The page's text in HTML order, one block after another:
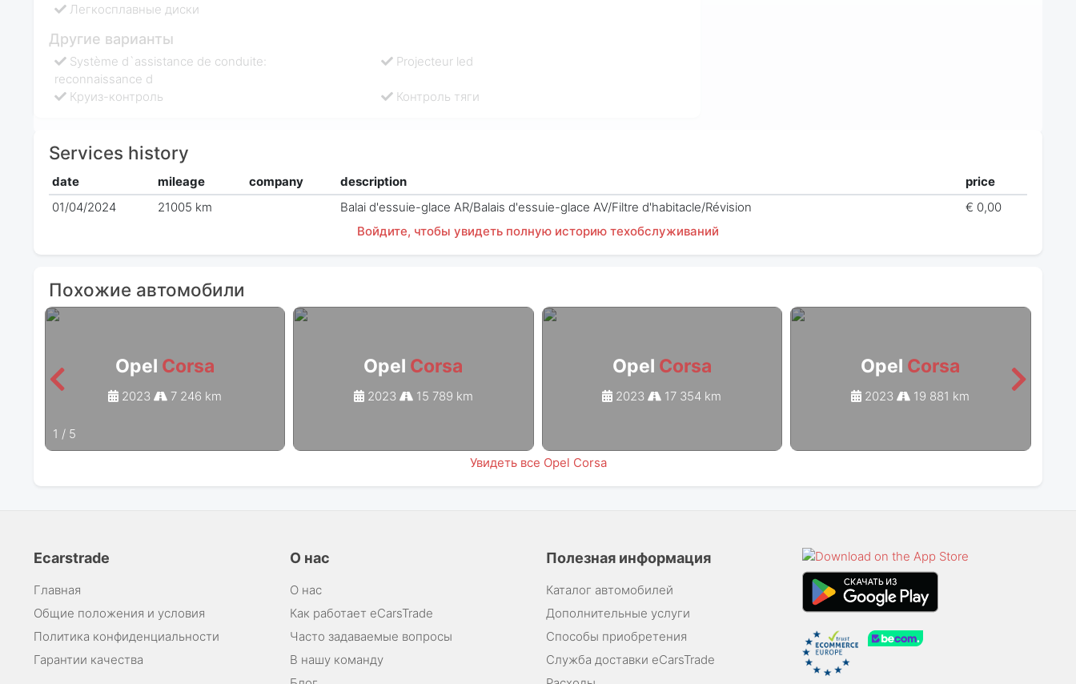
Легкосплавные диски
Другие варианты
Système d`assistance de conduite:
reconnaissance d
Projecteur led
Круиз-контроль Контроль тяги
Services history
date mileage company description
price
01/04/2024
21005 km Balai d'essuie-glace AR/Balais d'essuie-glace AV/Filtre d'habitacle/Révision
€ 0,00
Войдите, чтобы увидеть полную историю техобслуживаний
Похожие автомобили
Opel Corsa
2023 7 246 km
Opel Corsa
2023 15 789 km
Opel Corsa
2023 17 354 km
Opel Corsa
2023 19 881 km
1 / 5
Увидеть все Opel Corsa
Ecarstrade
Главная
Общие положения и условия
Политика конфиденциальности
Гарантии качества
О нас
О нас
Как работает eCarsTrade
Часто задаваемые вопросы
В нашу команду
Полезная информация
Каталог автомобилей
Дополнительные услуги
Способы приобретения
Служба доставки eCarsTrade